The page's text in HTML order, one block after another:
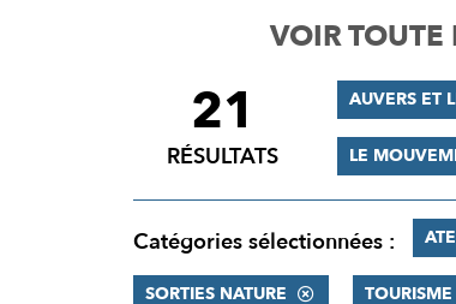
VOIR
FILTRER
RÉSULTATS
21
RÉSULTATS
AUVERS ET
LE
Catégories sélectionnées :
SORTIES NATURE TOURISME